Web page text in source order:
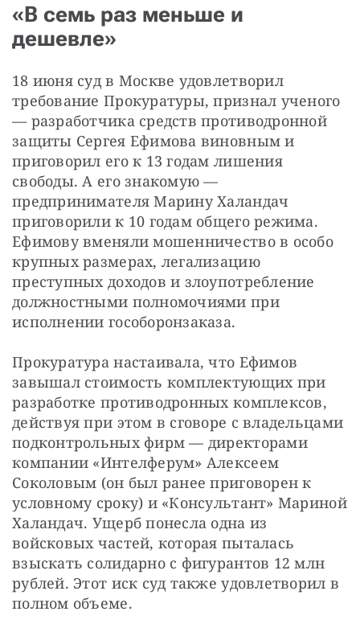
«В семь раз меньше и
дешевле»
18 июня суд в Москве удовлетворил
требование Прокуратуры, признал ученого
— разработчика средств противодронной
защиты Сергея Ефимова виновным и
приговорил его к 13 годам лишения
свободы. А его знакомую —
предпринимателя Марину Халандач
приговорили к 10 годам общего режима.
Ефимову вменяли мошенничество в особо
крупных размерах, легализацию
преступных доходов и злоупотребление
должностными полномочиями при
исполнении гособоронзаказа.
Прокуратура настаивала, что Ефимов
завышал стоимость комплектующих при
разработке противодронных комплексов,
действуя при этом в сговоре с владельцами
подконтрольных фирм — директорами
компании «Интелферум» Алексеем
Соколовым (он был ранее приговорен к
условному сроку) и «Консультант» Мариной
Халандач. Ущерб понесла одна из
войсковых частей, которая пыталась
взыскать солидарно с фигурантов 12 млн
рублей. Этот иск суд также удовлетворил в
полном объеме.